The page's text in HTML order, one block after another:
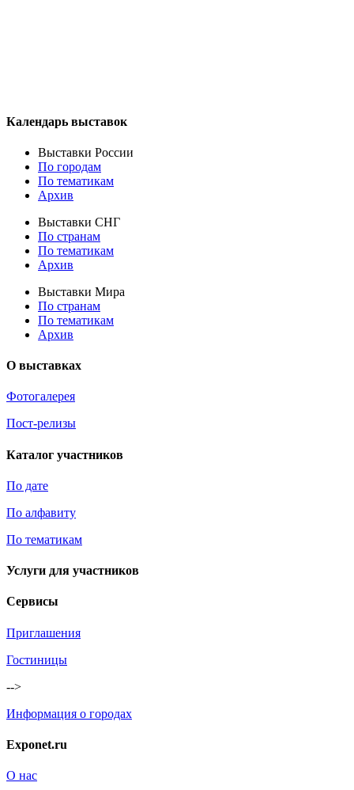
Календарь выставок
Выставки России
По городам
По тематикам
Архив
Выставки СНГ
По странам
По тематикам
Архив
Выставки Мира
По странам
По тематикам
Архив
О выставках
Фотогалерея
Пост-релизы
Каталог участников
По дате
По алфавиту
По тематикам
Услуги для участников
Сервисы
Приглашения
Гостиницы
-->
Информация о городах
Exponet.ru
О нас